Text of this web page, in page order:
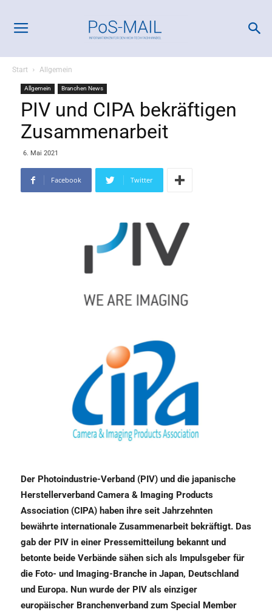
Start Allgemein
Allgemein Branchen News
PIV und CIPA bekräftigen
Zusammenarbeit
6. Mai 2021
Facebook Twitter
Der Photoindustrie-Verband (PIV) und die japanische
Herstellerverband Camera & Imaging Products
Association (CIPA) haben ihre seit Jahrzehnten
bewährte internationale Zusammenarbeit bekräftigt. Das
gab der PIV in einer Pressemitteilung bekannt und
betonte beide Verbände sähen sich als Impulsgeber für
die Foto- und Imaging-Branche in Japan, Deutschland
und Europa. Nun wurde der PIV als einziger
europäischer Branchenverband zum Special Member